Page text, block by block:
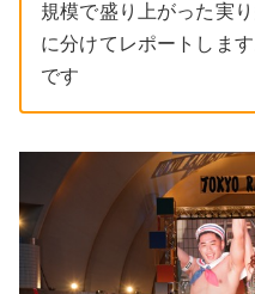
規模で盛り上がった実
に分けてレポートしま
です